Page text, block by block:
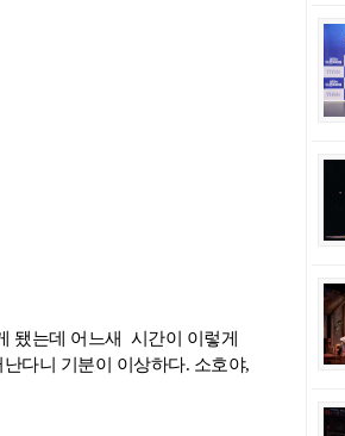
됐는데 어느새 시간이 이렇게
다니 기분이 이상하다. 소호야,